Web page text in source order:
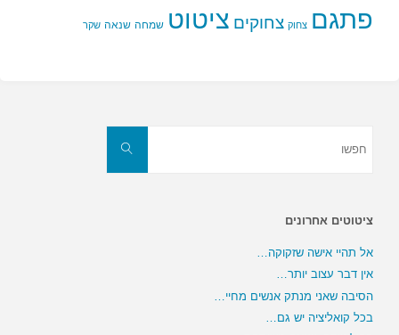
פתגם צחוק צחוקים ציטוט שמחה שנאה שקר
חפשו
ציטוטים אחרונים
אל תהיי אישה שזקוקה…
אין דבר עצוב יותר…
הסיבה שאני מנתק אנשים מחיי…
בכל קואליציה יש גם…